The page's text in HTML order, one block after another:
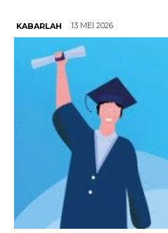
KABARLAH 13 MEI 2026